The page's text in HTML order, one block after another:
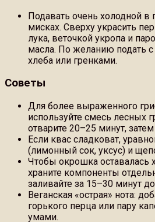
Подавать очень холодной в
мисках. Сверху украсить
лука, веточкой укропа и
масла. По желанию подать
хлеба или гренками.
Советы
Для более выраженного
используйте смесь лесных
отварите 20–25 минут,
Если квас сладковат,
(лимонный сок, уксус) и
Чтобы окрошка оставалась
храните компоненты
заливайте за 15–30 минут
Веганская «острая» нота:
горького перца или пару
умами.